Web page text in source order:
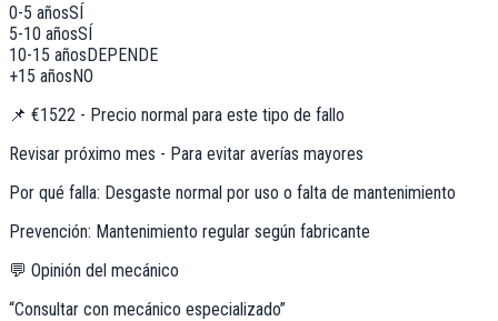
0-5 añosSÍ
5-10 añosSÍ
10-15 añosDEPENDE
+15 añosNO
📌 €1522 - Precio normal para este tipo de fallo
Revisar próximo mes - Para evitar averías mayores
Por qué falla: Desgaste normal por uso o falta de mantenimiento
Prevención: Mantenimiento regular según fabricante
💬 Opinión del mecánico
“Consultar con mecánico especializado”